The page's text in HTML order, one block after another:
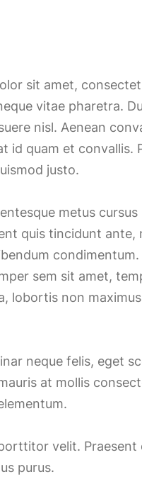
sit amet,
vitae pharetra.
nisl. Aenean
id quam et convallis.
justo.
metus
quis tincidunt ante,
sem sit amet,
lobortis non
neque felis, eget
at mollis
velit. Praesent
purus.